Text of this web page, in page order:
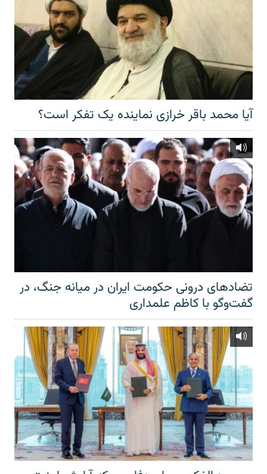
آیا محمد باقر خرازی نماینده یک تفکر است؟
تضادهای درونی حکومت ایران در میانه جنگ، در
گفت‌‌وگو با کاظم علمداری